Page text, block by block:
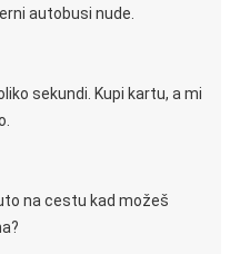
autobusi nude.
sekundi. Kupi kartu, a mi
na cestu kad možeš